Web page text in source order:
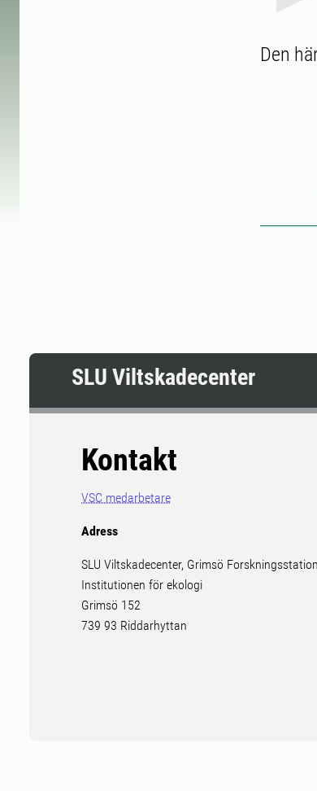
Den
SLU Viltskadecenter
Kontakt
VSC medarbetare
Adress
SLU Viltskadecenter, Grimsö Forskningsstation
Institutionen för ekologi
Grimsö 152
739 93 Riddarhyttan